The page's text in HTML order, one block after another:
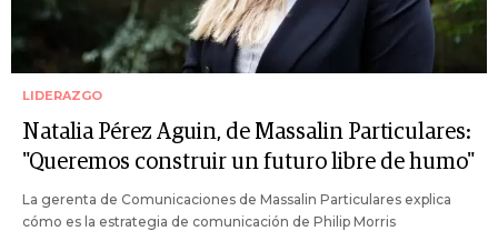
LIDERAZGO
Natalia Pérez Aguin, de Massalin Particulares:
"Queremos construir un futuro libre de humo"
La gerenta de Comunicaciones de Massalin Particulares explica
cómo es la estrategia de comunicación de Philip Morris